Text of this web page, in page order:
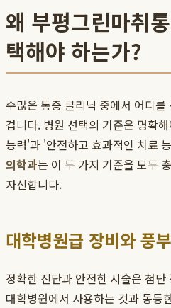
왜 부평그린마취
택해야 하는가?
수많은 통증 클리닉 중에서 어디
겁니다. 병원 선택의 기준은 명확
능력'과 '안전하고 효과적인 치료
의학과는 이 두 가지 기준을 모두
자신합니다.
대학병원급 장비와 풍
정확한 진단과 안전한 시술은 첨
대학병원에서 사용하는 것과 동등